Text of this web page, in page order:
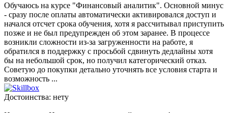
Обучаюсь на курсе "Финансовый аналитик". Основной минус
- сразу после оплаты автоматически активировался доступ и
начался отсчет срока обучения, хотя я рассчитывал приступить
позже и не был предупрежден об этом заранее. В процессе
возникли сложности из-за загруженности на работе, я
обратился в поддержку с просьбой сдвинуть дедлайны хотя
бы на небольшой срок, но получил категорический отказ.
Советую до покупки детально уточнять все условия старта и
возможность ...
Достоинства: нету